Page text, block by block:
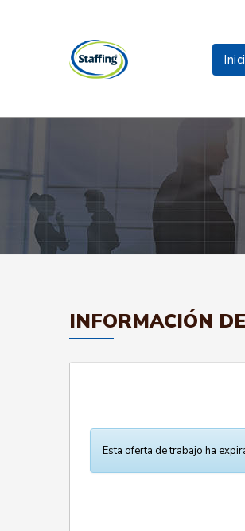
INFORMACIÓN
Esta oferta de trabajo ha